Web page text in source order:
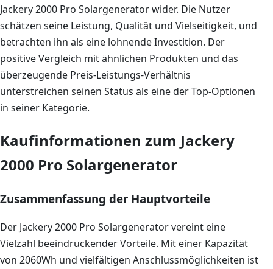
Jackery 2000 Pro Solargenerator wider. Die Nutzer
schätzen seine Leistung, Qualität und Vielseitigkeit, und
betrachten ihn als eine lohnende Investition. Der
positive Vergleich mit ähnlichen Produkten und das
überzeugende Preis-Leistungs-Verhältnis
unterstreichen seinen Status als eine der Top-Optionen
in seiner Kategorie.
Kaufinformationen zum Jackery
2000 Pro Solargenerator
Zusammenfassung der Hauptvorteile
Der Jackery 2000 Pro Solargenerator vereint eine
Vielzahl beeindruckender Vorteile. Mit einer Kapazität
von 2060Wh und vielfältigen Anschlussmöglichkeiten ist